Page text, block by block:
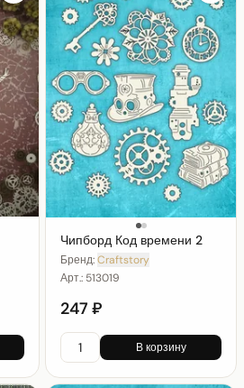
Чипборд Код времени 2
Бренд:Craftstory
Арт.: 513019
247 ₽
В корзину